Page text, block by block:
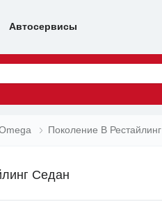
Автосервисы
Поколение B Рестайлинг
Седан